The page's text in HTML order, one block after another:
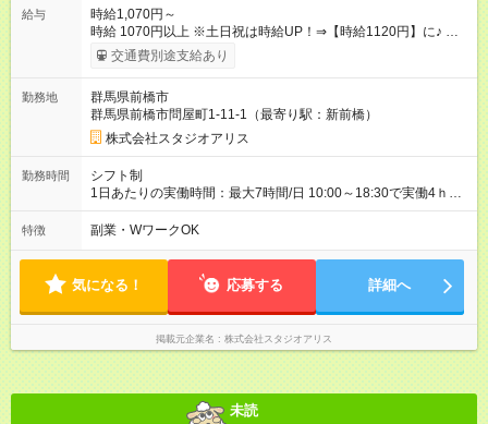
給与
時給1,070円～
時給 1070円以上 ※土日祝は時給UP！⇒【時給1120円】に♪ ※交
通費もしっかり支給（月30，000円まで） 【時給UPのチャンス
もたくさん！やりがいも◎】 頑張りはちゃ～んと時給に反映し
む）のシフトインで 「準社員」に！⇒ 時給30円UP！ 《チャン
ス２》社内資格をGETすると… 年2回の昇格審査クリアで、 専
門スキルをGET！⇒ 時給100円以上UPも夢じゃない！ 【急な出
費も怖くない♪前給制度あり】 「今月ピンチかも…」そんな時も
大丈夫！ 働いた分のお給料の一部を、 給料日前に受け取れる嬉
しい制度です。 【試用期間】試用期間あり 試用期間の長さ：3
交通費別途支給あり
勤務地
群馬県前橋市
群馬県前橋市問屋町1-11-1（最寄り駅：新前橋）
株式会社スタジオアリス
勤務時間
シフト制
1日あたりの実働時間：最大7時間/日 10:00～18:30で実働4ｈ～
◆週2日～・1日4ｈ～OK ◆土日祝勤務できる方歓迎
特徴 副業・WワークOK
気になる！ 応募する 詳細へ
掲載元企業名 株式会社スタジオアリス
未読